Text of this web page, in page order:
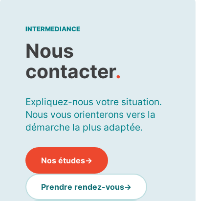
INTERMEDIANCE
Nous
contacter.
Expliquez-nous votre situation.
Nous vous orienterons vers la
démarche la plus adaptée.
Nos études
Prendre rendez-vous